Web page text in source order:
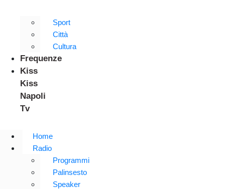
Sport
Città
Cultura
Frequenze
Kiss
Kiss
Napoli
Tv
Home
Radio
Programmi
Palinsesto
Speaker